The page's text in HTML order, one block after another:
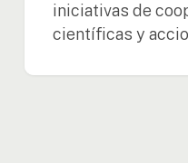
iniciativas de
científicas y